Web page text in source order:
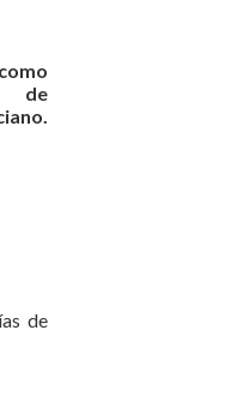
de
de